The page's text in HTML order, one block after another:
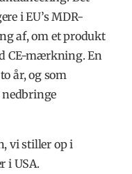
i EU’s MDR-
af, om et produkt
CE-mærkning. En
år, og som
vi stiller op i
i USA.